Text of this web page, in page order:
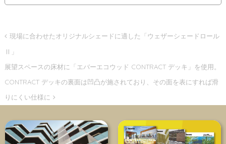
現場に合わせたオリジナルシェードに適した「ウェザーシェードロール
Ⅱ」
展望スペースの床材に「エバーエコウッド CONTRACT デッキ」を使用。
CONTRACT デッキの裏面は凹凸が施されており、その面を表にすれば滑
りにくい仕様に